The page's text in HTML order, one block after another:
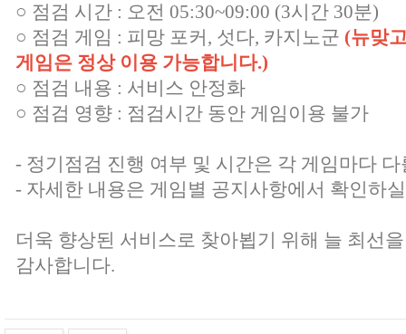
○ 점검 시간 : 오전 05:30~09:00 (3시간 30분)
○ 점검 게임 : 피망 포커, 섯다, 카지노군 (뉴맞
게임은 정상 이용 가능합니다.)
○ 점검 내용 : 서비스 안정화
○ 점검 영향 : 점검시간 동안 게임이용 불가
- 정기점검 진행 여부 및 시간은 각 게임마다
- 자세한 내용은 게임별 공지사항에서 확인하
더욱 향상된 서비스로 찾아뵙기 위해 늘 최선
감사합니다.